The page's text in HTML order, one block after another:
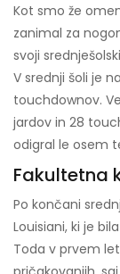
Kot smo že
zanimal za
svoji
V srednji šoli je
touchdownov.
jardov in 28
odigral le osem
Fakultetna
Po končani
Louisiani, ki je
Toda v prvem